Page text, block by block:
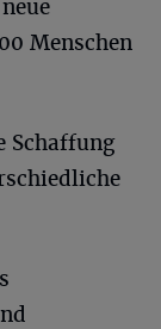
Menschen
Schaffung